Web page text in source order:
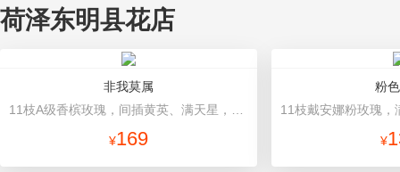
荷泽东明县花店
非我莫属
¥169
粉
¥